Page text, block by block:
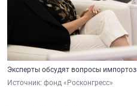
Эксперты обсудят вопросы
Источник: фонд «Росконгресс»